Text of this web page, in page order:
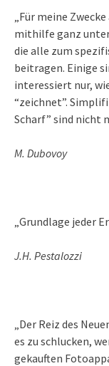
„Für meine
mithilfe ganz
die alle zum
beitragen. Einige
interessiert nur,
“zeichnet”.
Scharf” sind nicht
M. Dubovoy
„Grundlage jeder
J.H. Pestalozzi
„Der Reiz des
es zu schlucken,
gekauften